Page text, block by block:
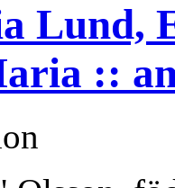
Lund,
::